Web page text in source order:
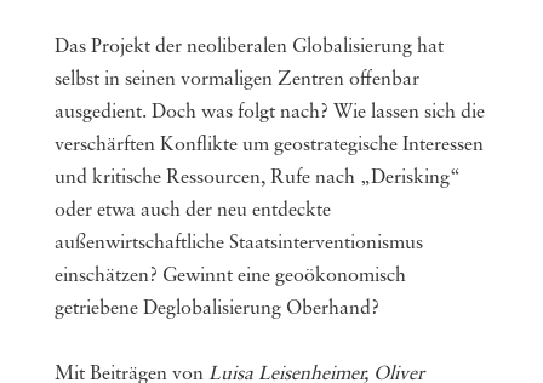
Das Projekt der neoliberalen Globalisierung hat
selbst in seinen vormaligen Zentren offenbar
ausgedient. Doch was folgt nach? Wie lassen sich die
verschärften Konflikte um geostrategische Interessen
und kritische Ressourcen, Rufe nach „Derisking“
oder etwa auch der neu entdeckte
außenwirtschaftliche Staatsinterventionismus
einschätzen? Gewinnt eine geoökonomisch
getriebene Deglobalisierung Oberhand?
Mit Beiträgen von Luisa Leisenheimer, Oliver